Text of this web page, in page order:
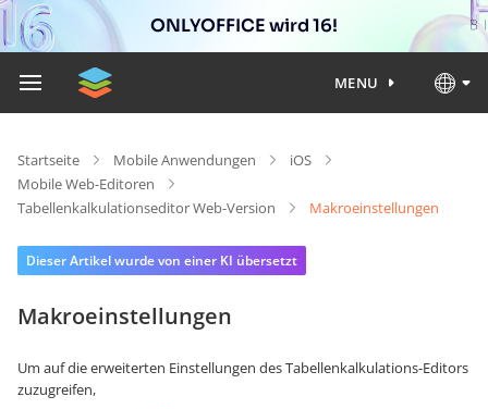
ONLYOFFICE wird 16!
MENU
Startseite Mobile Anwendungen
iOS
Mobile Web-Editoren
Tabellenkalkulationseditor Web-Version
Makroeinstellungen
Dieser Artikel wurde von einer KI übersetzt
Makroeinstellungen
Um auf die erweiterten Einstellungen des Tabellenkalkulations-Editors
zuzugreifen,